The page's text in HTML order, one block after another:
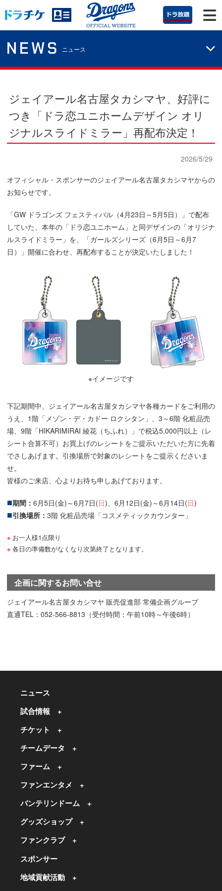
NEWS ニュース
ジェイアール名古屋タカシマヤ、好評に
つき「ドラ恋ユニホームデザイン オリ
ジナルスライドミラー」再配布決定！
2026/5/29
オフィシャル・スポンサーのジェイアール名古屋タカシマヤからの
お知らせです。
「GW ドラゴンズ フェスティバル（4月23日～5月5日）」で配布
していた、本年の「ドラ恋ユニホーム」と同デザインの「オリジナ
ルスライドミラー」を、「ガールズシリーズ（6月5日～6月7
日）」開催に合わせ、再配布することが決定いたしました！
※イメージです
下記期間中、ジェイアール名古屋タカシマヤ各種カードをご利用の
うえ、1階「メゾン・デ・カドー ロクシタン」、3～6階 化粧品売
場、9階「HIKARIMIRAI 綾花（ちふれ）」で税込5,000円以上（レ
シート合算不可）お買上げのレシートをご提示いただいた方に先着
でさしあげます。引換場所で対象のレシートをご提示くださいま
せ。
皆様のご来店、心よりお待ち申しあげております。
期間： 6月5日(金)～6月7日(日)、6月12日(金)～6月14日(日)
引換場所： 3階 化粧品売場「コスメティックカウンター」
お一人様1点限り
各日の準備数がなくなり次第終了となります。
企画に関するお問い合せ
ジェイアール名古屋タカシマヤ 販売促進部 常備企画グループ
直通TEL：052-566-8813（受付時間：午前10時～午後6時）
ニュース
試合情報
チケット
チームデータ
ファーム
ファンエンタメ
バンテリンドーム
グッズショップ
ファンクラブ
スポンサー
地域貢献活動